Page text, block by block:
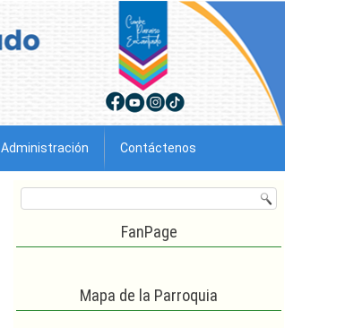
Administración Contáctenos
FanPage
Mapa de la Parroquia